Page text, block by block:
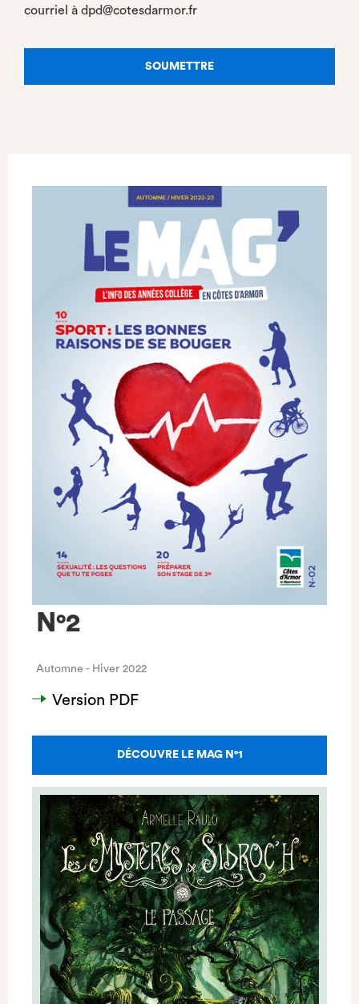
courriel à dpd@cotesdarmor.fr
N°2
Automne - Hiver 2022
Version PDF
DÉCOUVRE LE MAG N°1